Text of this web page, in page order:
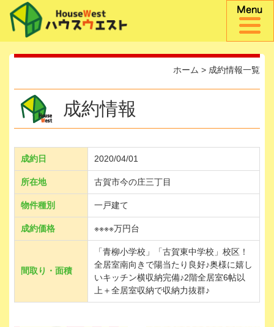
ホーム > 成約情報一覧
成約情報
成約日 2020/04/01
所在地 古賀市今の庄三丁目
物件種別 一戸建て
成約価格 ※※※※万円台
間取り・面積
「青柳小学校」「古賀東中学校」校区！
全居室南向きで陽当たり良好♪奥様に嬉し
いキッチン横収納完備♪2階全居室6帖以
上＋全居室収納で収納力抜群♪